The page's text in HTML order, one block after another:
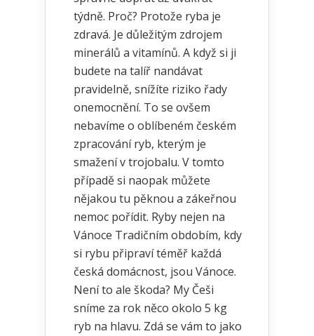
týdně. Proč? Protože ryba je
zdravá. Je důležitým zdrojem
minerálů a vitamínů. A když si ji
budete na talíř nandávat
pravidelně, snížíte riziko řady
onemocnění. To se ovšem
nebavíme o oblíbeném českém
zpracování ryb, kterým je
smažení v trojobalu. V tomto
případě si naopak můžete
nějakou tu pěknou a zákeřnou
nemoc pořídit. Ryby nejen na
Vánoce Tradičním obdobím, kdy
si rybu připraví téměř každá
česká domácnost, jsou Vánoce.
Není to ale škoda? My Češi
sníme za rok něco okolo 5 kg
ryb na hlavu. Zdá se vám to jako